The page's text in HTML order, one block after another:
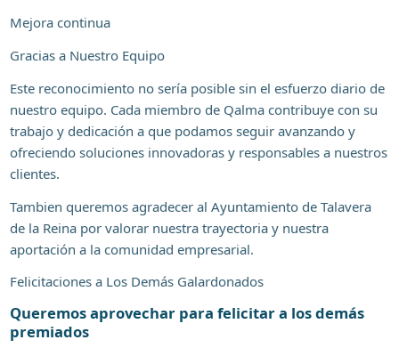
Mejora continua
Gracias a Nuestro Equipo
Este reconocimiento no sería posible sin el esfuerzo diario de
nuestro equipo. Cada miembro de Qalma contribuye con su
trabajo y dedicación a que podamos seguir avanzando y
ofreciendo soluciones innovadoras y responsables a nuestros
clientes.
Tambien queremos agradecer al Ayuntamiento de Talavera
de la Reina por valorar nuestra trayectoria y nuestra
aportación a la comunidad empresarial.
Felicitaciones a Los Demás Galardonados
Queremos aprovechar para felicitar a los demás
premiados